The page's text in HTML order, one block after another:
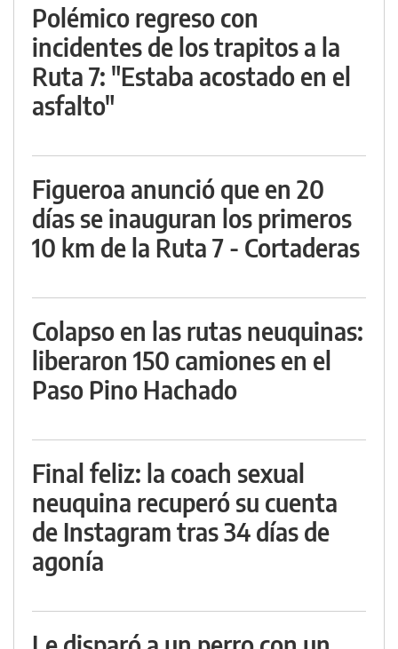
Polémico regreso con
incidentes de los trapitos a la
Ruta 7: "Estaba acostado en el
asfalto"
Figueroa anunció que en 20
días se inauguran los primeros
10 km de la Ruta 7 - Cortaderas
Colapso en las rutas neuquinas:
liberaron 150 camiones en el
Paso Pino Hachado
Final feliz: la coach sexual
neuquina recuperó su cuenta
de Instagram tras 34 días de
agonía